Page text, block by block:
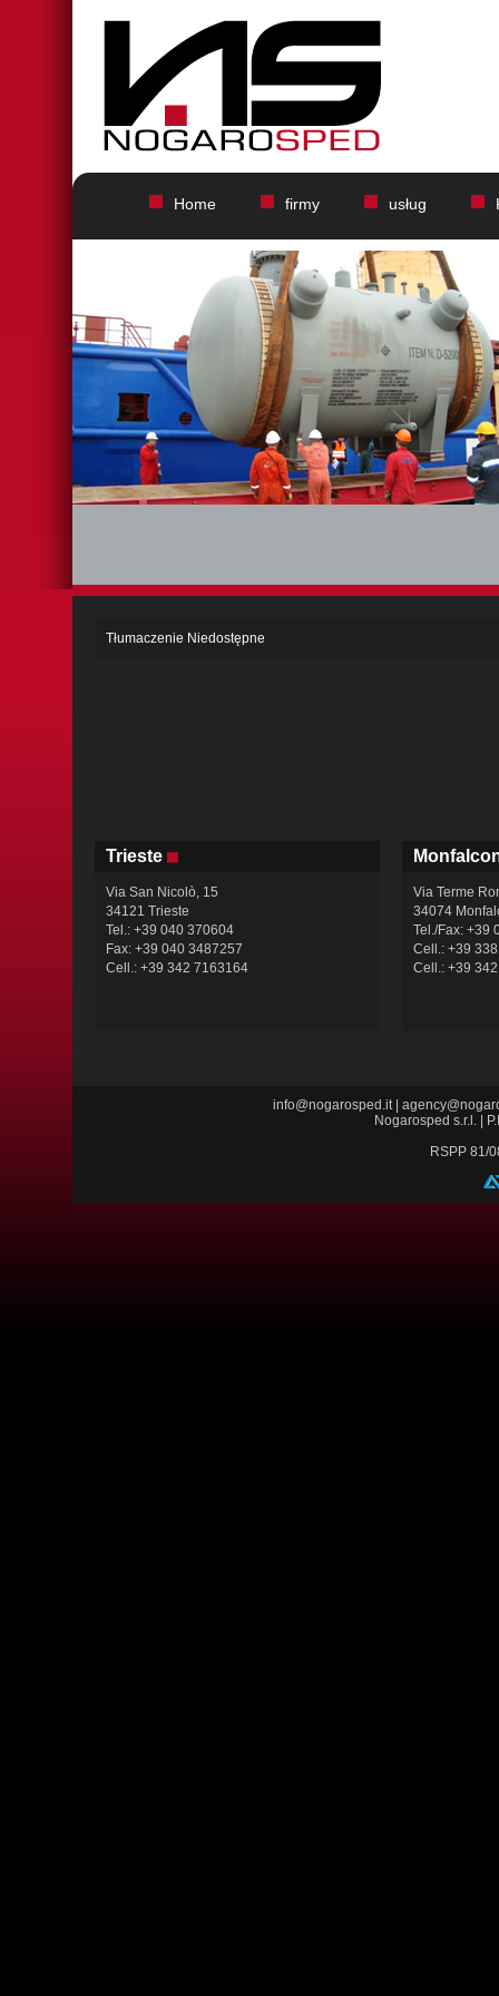
Home firmy usług
Tłumaczenie Niedostępne
Trieste
Via San Nicolò, 15
34121 Trieste
Tel.: +39 040 370604
Fax: +39 040 3487257
Cell.: +39 342 7163164
Via Terme
34074
Tel./Fax: +39
Cell.: +39
Cell.: +39
info@nogarosped.it
Nogarosped s.r.l. |
RSPP 81/